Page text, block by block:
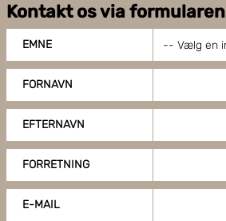
Kontakt os via formularen
EMNE
FORNAVN
EFTERNAVN
FORRETNING
E-MAIL